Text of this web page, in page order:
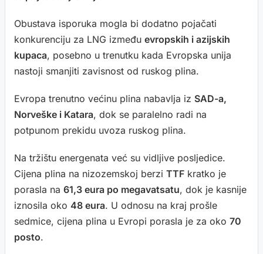
Obustava isporuka mogla bi dodatno pojačati
konkurenciju za LNG između evropskih i azijskih
kupaca, posebno u trenutku kada Evropska unija
nastoji smanjiti zavisnost od ruskog plina.
Evropa trenutno većinu plina nabavlja iz SAD-a,
Norveške i Katara, dok se paralelno radi na
potpunom prekidu uvoza ruskog plina.
Na tržištu energenata već su vidljive posljedice.
Cijena plina na nizozemskoj berzi TTF kratko je
porasla na 61,3 eura po megavatsatu, dok je kasnije
iznosila oko 48 eura. U odnosu na kraj prošle
sedmice, cijena plina u Evropi porasla je za oko 70
posto.